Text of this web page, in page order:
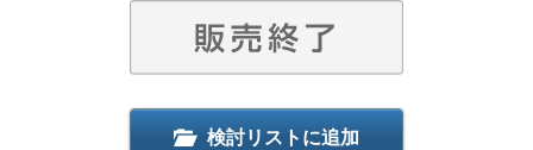
検討リストに追加